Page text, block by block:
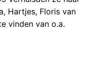
Hartjes, Floris van
vinden van o.a.